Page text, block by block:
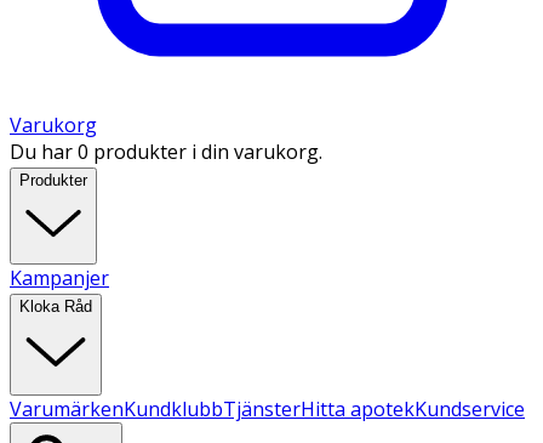
Varukorg
Du har 0 produkter i din varukorg.
Produkter
Kampanjer
Kloka Råd
VarumärkenKundklubbTjänsterHitta apotekKundservice